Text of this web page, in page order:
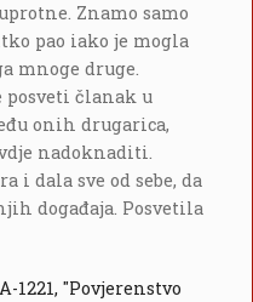
Znamo samo
pao iako je mogla
mnoge druge.
posveti članak u
onih drugarica,
nadoknaditi.
i dala sve od sebe, da
događaja. Posvetila
"Povjerenstvo